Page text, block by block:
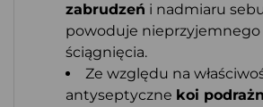
zabrudzeń i nadmiaru
powoduje nieprzyjemnego
ściągnięcia.
Ze względu na
antyseptyczne koi